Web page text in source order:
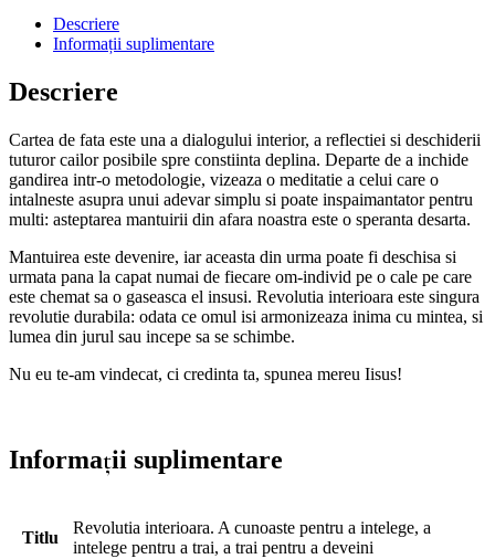
Descriere
Informații suplimentare
Descriere
Cartea de fata este una a dialogului interior, a reflectiei si deschiderii
tuturor cailor posibile spre constiinta deplina. Departe de a inchide
gandirea intr-o metodologie, vizeaza o meditatie a celui care o
intalneste asupra unui adevar simplu si poate inspaimantator pentru
multi: asteptarea mantuirii din afara noastra este o speranta desarta.
Mantuirea este devenire, iar aceasta din urma poate fi deschisa si
urmata pana la capat numai de fiecare om-individ pe o cale pe care
este chemat sa o gaseasca el insusi. Revolutia interioara este singura
revolutie durabila: odata ce omul isi armonizeaza inima cu mintea, si
lumea din jurul sau incepe sa se schimbe.
Nu eu te-am vindecat, ci credinta ta, spunea mereu Iisus!
Informații suplimentare
Titlu
Revolutia interioara. A cunoaste pentru a intelege, a
intelege pentru a trai, a trai pentru a deveini